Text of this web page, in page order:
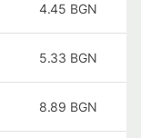
4.45 BGN
5.33 BGN
8.89 BGN